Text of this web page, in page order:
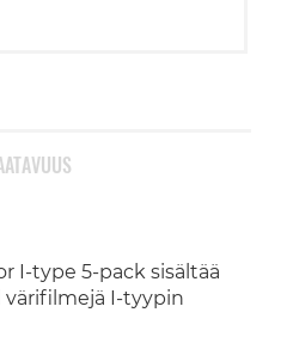
I-type 5-pack sisältää
värifilmejä I-tyypin